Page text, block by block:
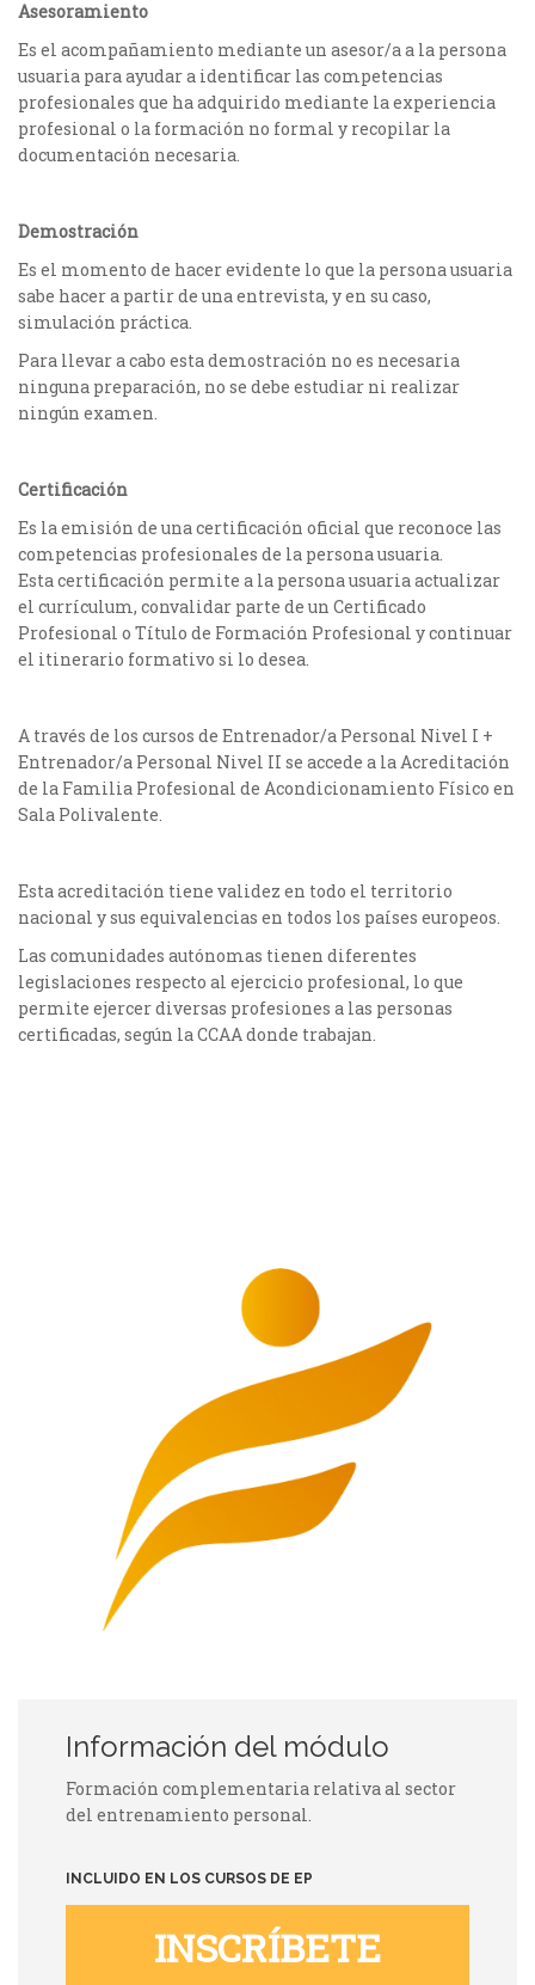
Asesoramiento
Es el acompañamiento mediante un asesor/a a la persona
usuaria para ayudar a identificar las competencias
profesionales que ha adquirido mediante la experiencia
profesional o la formación no formal y recopilar la
documentación necesaria.
Demostración
Es el momento de hacer evidente lo que la persona usuaria
sabe hacer a partir de una entrevista, y en su caso,
simulación práctica.
Para llevar a cabo esta demostración no es necesaria
ninguna preparación, no se debe estudiar ni realizar
ningún examen.
Certificación
Es la emisión de una certificación oficial que reconoce las
competencias profesionales de la persona usuaria.
Esta certificación permite a la persona usuaria actualizar
el currículum, convalidar parte de un Certificado
Profesional o Título de Formación Profesional y continuar
el itinerario formativo si lo desea.
A través de los cursos de Entrenador/a Personal Nivel I +
Entrenador/a Personal Nivel II se accede a la Acreditación
de la Familia Profesional de Acondicionamiento Físico en
Sala Polivalente.
Esta acreditación tiene validez en todo el territorio
nacional y sus equivalencias en todos los países europeos.
Las comunidades autónomas tienen diferentes
legislaciones respecto al ejercicio profesional, lo que
permite ejercer diversas profesiones a las personas
certificadas, según la CCAA donde trabajan.
Información del módulo
Formación complementaria relativa al sector
del entrenamiento personal.
INCLUIDO EN LOS CURSOS DE EP
INSCRÍBETE